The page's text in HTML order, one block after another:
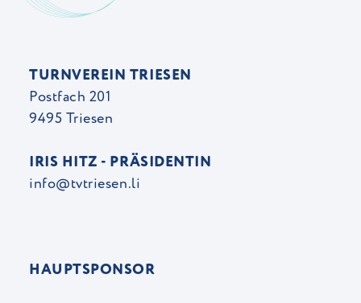
TURNVEREIN TRIESEN
Postfach 201
9495 Triesen
IRIS HITZ - PRÄSIDENTIN
info@tvtriesen.li
HAUPTSPONSOR